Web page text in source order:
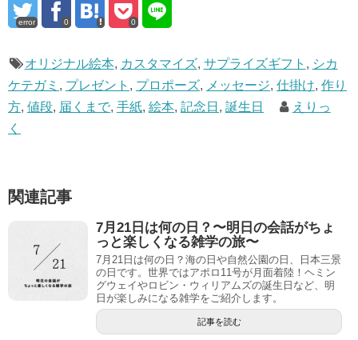
error 0 0
オリジナル絵本, カスタマイズ, サプライズギフト , シカ
ケテガミ , プレゼント , プロポーズ, メッセージ, 仕掛け, 作り
方, 値段, 届くまで, 手紙, 絵本, 記念日 , 誕生日
えりっ
く
関連記事
7月21日は何の日？〜明日の会話がちょ
っと楽しくなる雑学の旅〜
7月21日は何の日？海の日や自然公園の日、日本三景
の日です。世界ではアポロ11号が月面着陸！ヘミン
グウェイやロビン・ウィリアムズの誕生日など、明
日が楽しみになる雑学をご紹介します。
記事を読む